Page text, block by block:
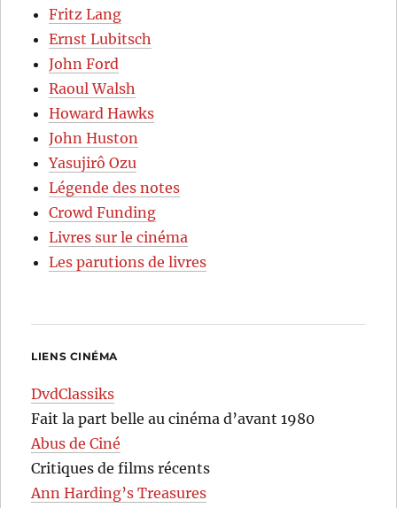
Fritz Lang
Ernst Lubitsch
John Ford
Raoul Walsh
Howard Hawks
John Huston
Yasujirô Ozu
Légende des notes
Crowd Funding
Livres sur le cinéma
Les parutions de livres
LIENS CINÉMA
DvdClassiks
Fait la part belle au cinéma d’avant 1980
Abus de Ciné
Critiques de films récents
Ann Harding’s Treasures